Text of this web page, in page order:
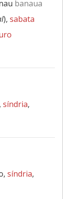
banaua
), sabata
síndria,
síndria,